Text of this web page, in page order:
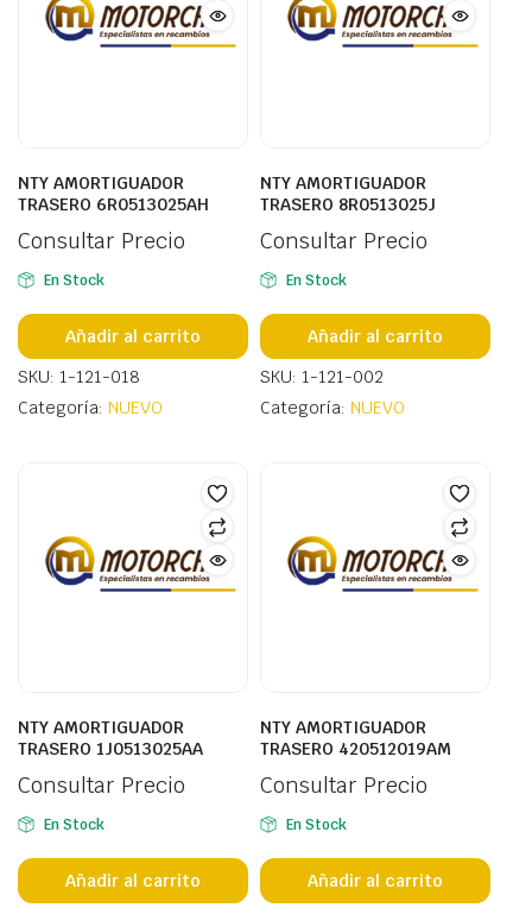
NTY AMORTIGUADOR
TRASERO 6R0513025AH
Consultar Precio
En Stock
Añadir al carrito
SKU: 1-121-018
Categoría: NUEVO
NTY AMORTIGUADOR
TRASERO 8R0513025J
Consultar Precio
En Stock
Añadir al carrito
SKU: 1-121-002
Categoría: NUEVO
NTY AMORTIGUADOR
TRASERO 1J0513025AA
Consultar Precio
En Stock
Añadir al carrito
NTY AMORTIGUADOR
TRASERO 420512019AM
Consultar Precio
En Stock
Añadir al carrito